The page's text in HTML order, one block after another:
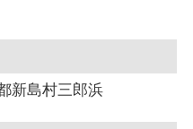
新島村三郎浜